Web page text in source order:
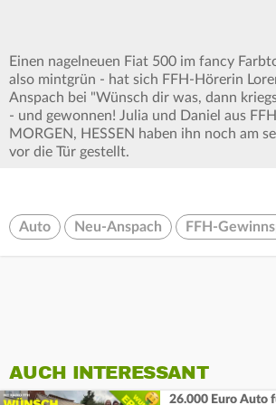
Einen nagelneuen Fiat 500 im fancy
also mintgrün - hat sich FFH-Hörerin
Anspach bei "Wünsch dir was, dann
- und gewonnen! Julia und Daniel aus
MORGEN, HESSEN haben ihn noch am
vor die Tür gestellt.
Auto Neu-Anspach FFH-
AUCH INTERESSANT
26.000 Euro Auto